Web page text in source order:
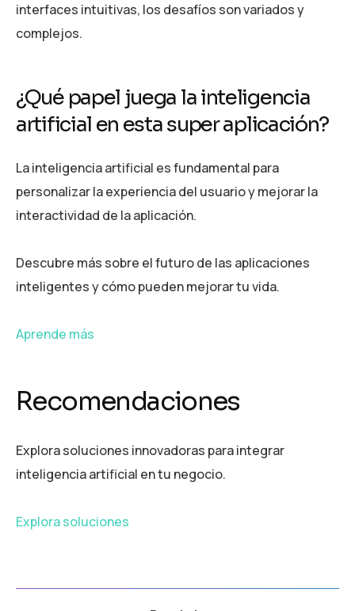
interfaces intuitivas, los desafíos son variados y
complejos.
¿Qué papel juega la inteligencia
artificial en esta super aplicación?
La inteligencia artificial es fundamental para
personalizar la experiencia del usuario y mejorar la
interactividad de la aplicación.
Descubre más sobre el futuro de las aplicaciones
inteligentes y cómo pueden mejorar tu vida.
Aprende más
Recomendaciones
Explora soluciones innovadoras para integrar
inteligencia artificial en tu negocio.
Explora soluciones